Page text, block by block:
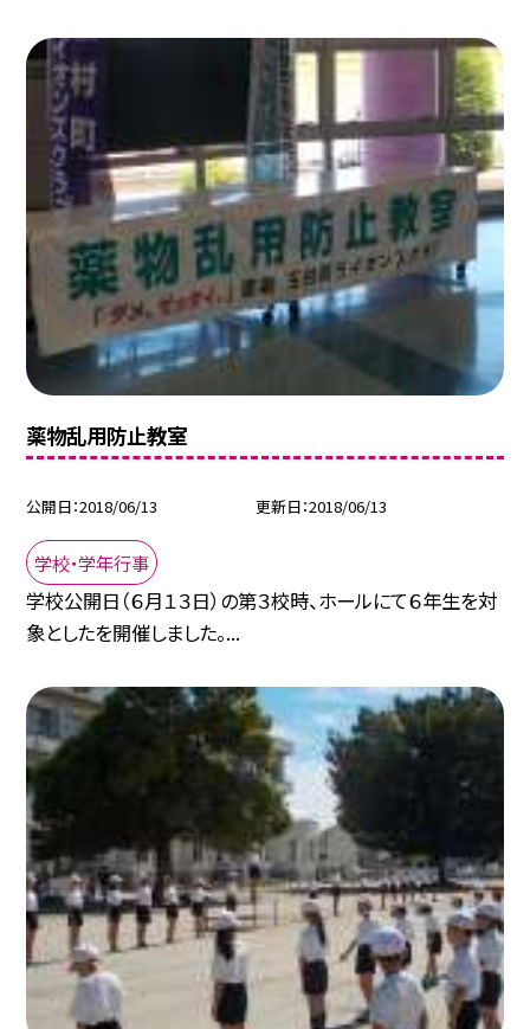
薬物乱用防止教室
公開日 2018/06/13 更新日 2018/06/13
学校・学年行事
学校公開日（６月１３日）の第３校時、ホールにて６年生を対
象としたを開催しました。...